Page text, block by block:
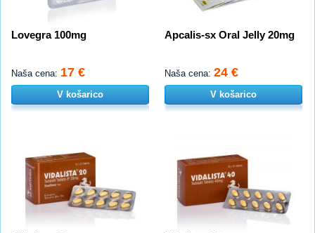
Lovegra 100mg
Naša cena: 17 €
V košarico
Apcalis-sx Oral Jelly 20mg
Naša cena: 24 €
V košarico